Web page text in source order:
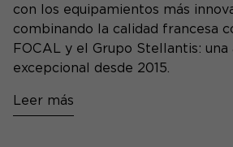
con los equipamientos más
combinando la calidad francesa
FOCAL y el Grupo Stellantis: una
excepcional desde 2015.
Leer más